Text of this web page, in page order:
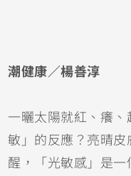
潮健康／楊善淳
一曬太陽就紅、癢
敏」的反應？亮晴
醒，「光敏感」是一